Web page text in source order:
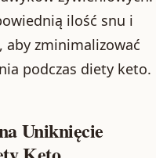
ilość snu i
aby zminimalizować
podczas diety keto.
Uniknięcie